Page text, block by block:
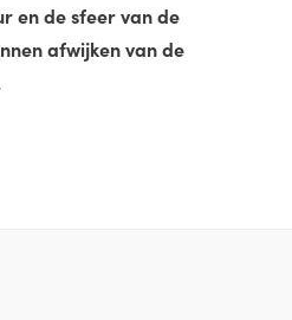
en de sfeer van de
afwijken van de